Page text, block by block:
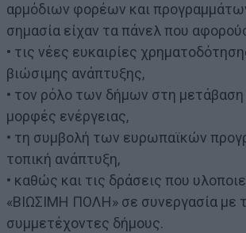
αρμόδιων φορέων και
σημασία είχαν τα πάνελ που
• τις νέες ευκαιρίες
βιώσιμης ανάπτυξης,
• τον ρόλο των δήμων στη
μορφές ενέργειας,
• τη συμβολή των ευρωπαϊκών
τοπική ανάπτυξη,
• καθώς και τις δράσεις που
«ΒΙΩΣΙΜΗ ΠΟΛΗ» σε συνεργασία με
συμμετέχοντες δήμους.